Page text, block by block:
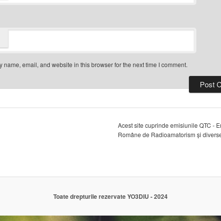
name, email, and website in this browser for the next time I comment.
Acest site cuprinde emisiunile QTC -
Române de Radioamatorism și
Toate drepturile rezervate YO3DIU - 2024